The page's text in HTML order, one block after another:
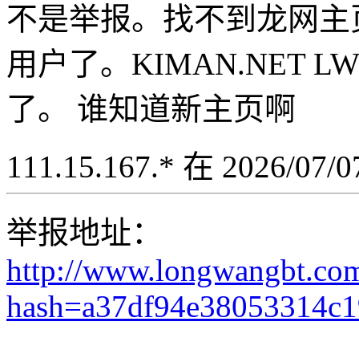
不是举报。找不到龙网
用户了。KIMAN.NET
了。 谁知道新主页啊
111.15.167.* 在 2026/07/
举报地址：
http://